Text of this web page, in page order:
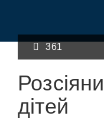
361
дітей